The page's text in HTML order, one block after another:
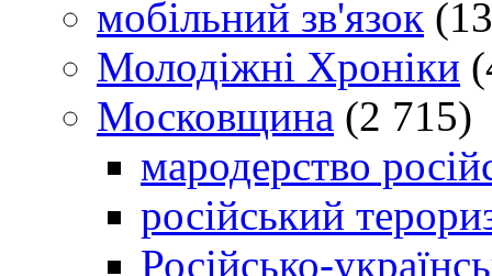
мобільний зв'язок
Молодіжні Хроніки
Московщина (2 715)
мародерство
російський
Російсько-